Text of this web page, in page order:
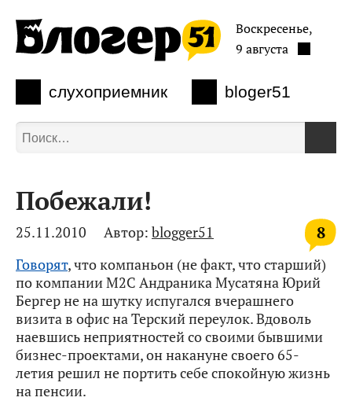
слухоприемник bloger51
Воскресенье,
9 августа
Побежали!
8
25.11.2010 Автор: blogger51
Говорят, что компаньон (не факт, что старший)
по компании М2С Андраника Мусатяна Юрий
Бергер не на шутку испугался вчерашнего
визита в офис на Терский переулок. Вдоволь
наевшись неприятностей со своими бывшими
бизнес-проектами, он накануне своего 65-
летия решил не портить себе спокойную жизнь
на пенсии.